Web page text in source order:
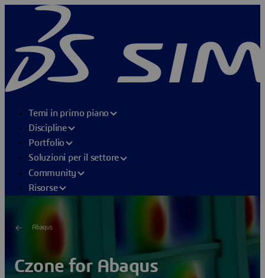
Temi in primo piano
Discipline
Portfolio
Soluzioni per il settore
Community
Risorse
Abaqus
Czone for Abaqus